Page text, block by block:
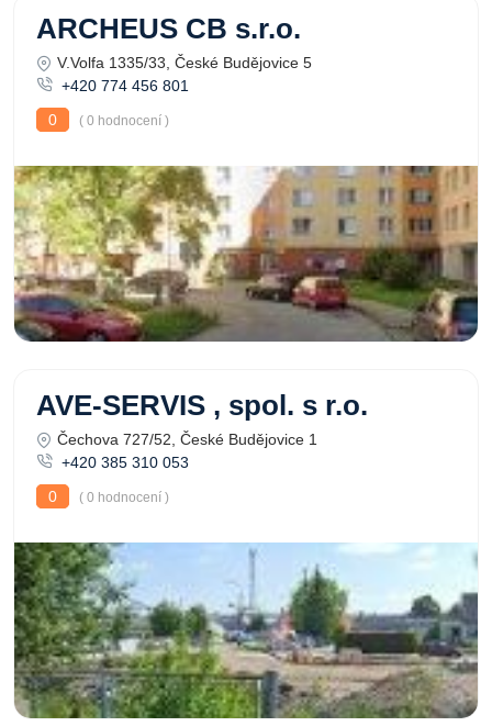
ARCHEUS CB s.r.o.
V.Volfa 1335/33, České Budějovice 5
+420 774 456 801
0
( 0 hodnocení )
AVE-SERVIS , spol. s r.o.
Čechova 727/52, České Budějovice 1
+420 385 310 053
0
( 0 hodnocení )